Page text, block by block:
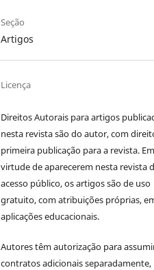
Seção
Artigos
Licença
Direitos Autorais para artigos
nesta revista são do autor, com
primeira publicação para a revista. Em
virtude de aparecerem nesta revista
acesso público, os artigos são de uso
gratuito, com atribuições próprias,
aplicações educacionais.
Autores têm autorização para
contratos adicionais separadamente,